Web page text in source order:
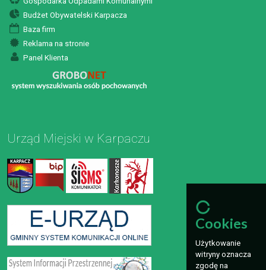
Budżet Obywatelski Karpacza
Baza firm
Reklama na stronie
Panel Klienta
Urząd Miejski w Karpaczu
Cookies
Użytkowanie
witryny oznacza
zgodę na